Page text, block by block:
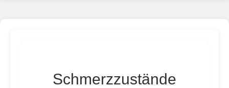
Schmerzzustände